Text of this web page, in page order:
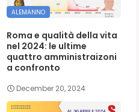
ALEMANNO
Roma e qualità della vita
nel 2024: le ultime
quattro amministraizoni
a confronto
December 20, 2024